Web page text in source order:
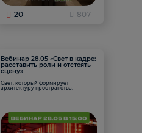
20 807
Вебинар 28.05 «Свет в кадре:
расставить роли и отстоять
сцену»
Свет, который формирует
архитектуру пространства.